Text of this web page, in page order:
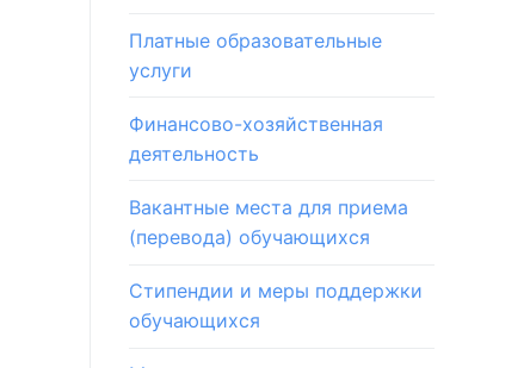
Платные образовательные
услуги
Финансово-хозяйственная
деятельность
Вакантные места для приема
(перевода) обучающихся
Стипендии и меры поддержки
обучающихся